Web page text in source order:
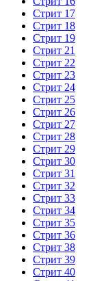
Стрит 17
Стрит 18
Стрит 19
Стрит 21
Стрит 22
Стрит 23
Стрит 24
Стрит 25
Стрит 26
Стрит 27
Стрит 28
Стрит 29
Стрит 30
Стрит 31
Стрит 32
Стрит 33
Стрит 34
Стрит 35
Стрит 36
Стрит 38
Стрит 39
Стрит 40